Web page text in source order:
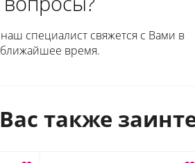
наш специалист свяжется с Вами в
ближайшее время.
также